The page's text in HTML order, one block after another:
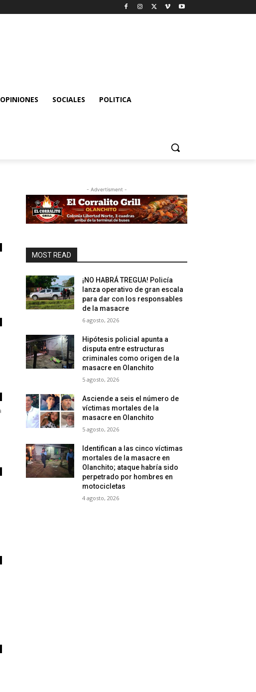
OPINIONES SOCIALES POLITICA
- Advertisment -
MOST READ
¡NO HABRÁ TREGUA! Policía
lanza operativo de gran escala
para dar con los responsables
de la masacre
6 agosto, 2026
Hipótesis policial apunta a
disputa entre estructuras
criminales como origen de la
masacre en Olanchito
5 agosto, 2026
Asciende a seis el número de
víctimas mortales de la
masacre en Olanchito
5 agosto, 2026
Identifican a las cinco víctimas
mortales de la masacre en
Olanchito; ataque habría sido
perpetrado por hombres en
motocicletas
4 agosto, 2026